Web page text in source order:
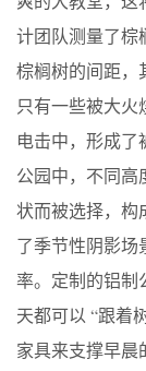
计团队测量了棕
棕榈树的间距，
只有一些被大
电击中，形成了
公园中，不同高
状而被选择，构
了季节性阴影场
率。定制的铝制
天都可以 “跟着
家具来支撑早晨